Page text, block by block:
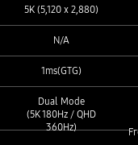
FINAL FANTASY 7 REMAKE INTERGRADE
5K (5,120 x 2,880)
N/A
1ms(GTG)
Dual Mode
(5K 180Hz / QHD
360Hz)